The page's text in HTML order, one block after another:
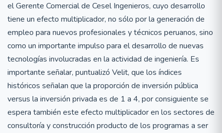
el Gerente Comercial de Cesel Ingenieros, cuyo desarrollo
tiene un efecto multiplicador, no sólo por la generación de
empleo para nuevos profesionales y técnicos peruanos, sino
como un importante impulso para el desarrollo de nuevas
tecnologías involucradas en la actividad de ingeniería. Es
importante señalar, puntualizó Velit, que los índices
históricos señalan que la proporción de inversión pública
versus la inversión privada es de 1 a 4, por consiguiente se
espera también este efecto multiplicador en los sectores de
consultoría y construcción producto de los programas a ser